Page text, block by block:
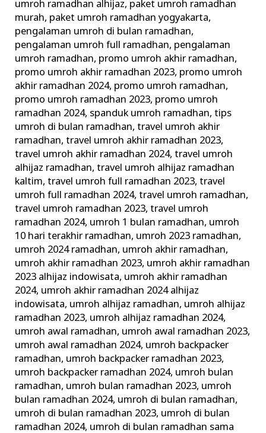
umroh ramadhan alhijaz, paket umroh ramadhan
murah, paket umroh ramadhan yogyakarta,
pengalaman umroh di bulan ramadhan,
pengalaman umroh full ramadhan, pengalaman
umroh ramadhan, promo umroh akhir ramadhan,
promo umroh akhir ramadhan 2023, promo umroh
akhir ramadhan 2024, promo umroh ramadhan,
promo umroh ramadhan 2023, promo umroh
ramadhan 2024, spanduk umroh ramadhan,tips
umroh di bulan ramadhan,travel umroh akhir
ramadhan,travel umroh akhir ramadhan 2023,
travel umroh akhir ramadhan 2024,travel umroh
alhijaz ramadhan,travel umroh alhijaz ramadhan
kaltim,travel umroh full ramadhan 2023,travel
umroh full ramadhan 2024,travel umroh ramadhan,
travel umroh ramadhan 2023,travel umroh
ramadhan 2024, umroh 1 bulan ramadhan, umroh
10 hari terakhir ramadhan, umroh 2023 ramadhan,
umroh 2024 ramadhan, umroh akhir ramadhan,
umroh akhir ramadhan 2023, umroh akhir ramadhan
2023 alhijaz indowisata, umroh akhir ramadhan
2024, umroh akhir ramadhan 2024 alhijaz
indowisata, umroh alhijaz ramadhan, umroh alhijaz
ramadhan 2023, umroh alhijaz ramadhan 2024,
umroh awal ramadhan, umroh awal ramadhan 2023,
umroh awal ramadhan 2024, umroh backpacker
ramadhan, umroh backpacker ramadhan 2023,
umroh backpacker ramadhan 2024, umroh bulan
ramadhan, umroh bulan ramadhan 2023, umroh
bulan ramadhan 2024, umroh di bulan ramadhan,
umroh di bulan ramadhan 2023, umroh di bulan
ramadhan 2024, umroh di bulan ramadhan sama